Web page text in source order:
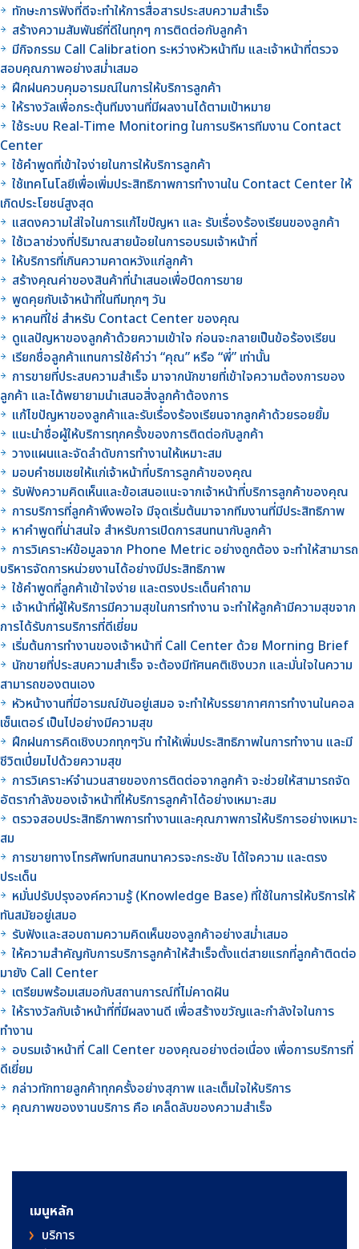
ทักษะการฟังที่ดีจะทำให้การสื่อสารประสบความสำเร็จ
สร้างความสัมพันธ์ที่ดีในทุกๆ การติดต่อกับลูกค้า
มีกิจกรรม Call Calibration ระหว่างหัวหน้าทีม และเจ้าหน้าที่ตรวจ
สอบคุณภาพอย่างสม่ำเสมอ
ฝึกฝนควบคุมอารมณ์ในการให้บริการลูกค้า
ให้รางวัลเพื่อกระตุ้นทีมงานที่มีผลงานได้ตามเป้าหมาย
ใช้ระบบ Real-Time Monitoring ในการบริหารทีมงาน Contact
Center
ใช้คำพูดที่เข้าใจง่ายในการให้บริการลูกค้า
ใช้เทคโนโลยีเพื่อเพิ่มประสิทธิภาพการทำงานใน Contact Center ให้
เกิดประโยชน์สูงสุด
แสดงความใส่ใจในการแก้ไขปัญหา และ รับเรื่องร้องเรียนของลูกค้า
ใช้เวลาช่วงที่ปริมาณสายน้อยในการอบรมเจ้าหน้าที่
ให้บริการที่เกินความคาดหวังแก่ลูกค้า
สร้างคุณค่าของสินค้าที่นำเสนอเพื่อปิดการขาย
พูดคุยกับเจ้าหน้าที่ในทีมทุกๆ วัน
หาคนที่ใช่ สำหรับ Contact Center ของคุณ
ดูแลปัญหาของลูกค้าด้วยความเข้าใจ ก่อนจะกลายเป็นข้อร้องเรียน
เรียกชื่อลูกค้าแทนการใช้คำว่า “คุณ” หรือ “พี่” เท่านั้น
การขายที่ประสบความสำเร็จ มาจากนักขายที่เข้าใจความต้องการของ
ลูกค้า และได้พยายามนำเสนอสิ่งลูกค้าต้องการ
แก้ไขปัญหาของลูกค้าและรับเรื่องร้องเรียนจากลูกค้าด้วยรอยยิ้ม
แนะนำชื่อผู้ให้บริการทุกครั้งของการติดต่อกับลูกค้า
วางแผนและจัดลำดับการทำงานให้เหมาะสม
มอบคำชมเชยให้แก่เจ้าหน้าที่บริการลูกค้าของคุณ
รับฟังความคิดเห็นและข้อเสนอแนะจากเจ้าหน้าที่บริการลูกค้าของคุณ
การบริการที่ลูกค้าพึงพอใจ มีจุดเริ่มต้นมาจากทีมงานที่มีประสิทธิภาพ
หาคำพูดที่น่าสนใจ สำหรับการเปิดการสนทนากับลูกค้า
การวิเคราะห์ข้อมูลจาก Phone Metric อย่างถูกต้อง จะทำให้สามารถ
บริหารจัดการหน่วยงานได้อย่างมีประสิทธิภาพ
ใช้คำพูดที่ลูกค้าเข้าใจง่าย และตรงประเด็นคำถาม
เจ้าหน้าที่ผู้ให้บริการมีความสุขในการทำงาน จะทำให้ลูกค้ามีความสุขจาก
การได้รับการบริการที่ดีเยี่ยม
เริ่มต้นการทำงานของเจ้าหน้าที่ Call Center ด้วย Morning Brief
นักขายที่ประสบความสำเร็จ จะต้องมีทัศนคติเชิงบวก และมั่นใจในความ
สามารถของตนเอง
หัวหน้างานที่มีอารมณ์ขันอยู่เสมอ จะทำให้บรรยากาศการทำงานในคอล
เซ็นเตอร์ เป็นไปอย่างมีความสุข
ฝึกฝนการคิดเชิงบวกทุกๆวัน ทำให้เพิ่มประสิทธิภาพในการทำงาน และมี
ชีวิตเปี่ยมไปด้วยความสุข
การวิเคราะห์จำนวนสายของการติดต่อจากลูกค้า จะช่วยให้สามารถจัด
อัตรากำลังของเจ้าหน้าที่ให้บริการลูกค้าได้อย่างเหมาะสม
ตรวจสอบประสิทธิภาพการทำงานและคุณภาพการให้บริการอย่างเหมาะ
สม
การขายทางโทรศัพท์บทสนทนาควรจะกระชับ ได้ใจความ และตรง
ประเด็น
หมั่นปรับปรุงองค์ความรู้ (Knowledge Base) ที่ใช้ในการให้บริการให้
ทันสมัยอยู่เสมอ
รับฟังและสอบถามความคิดเห็นของลูกค้าอย่างสม่ำเสมอ
ให้ความสำคัญกับการบริการลูกค้าให้สำเร็จตั้งแต่สายแรกที่ลูกค้าติดต่อ
มายัง Call Center
เตรียมพร้อมเสมอกับสถานการณ์ที่ไม่คาดฝัน
ให้รางวัลกับเจ้าหน้าที่ที่มีผลงานดี เพื่อสร้างขวัญและกำลังใจในการ
ทำงาน
อบรมเจ้าหน้าที่ Call Center ของคุณอย่างต่อเนื่อง เพื่อการบริการที่
ดีเยี่ยม
กล่าวทักทายลูกค้าทุกครั้งอย่างสุภาพ และเต็มใจให้บริการ
คุณภาพของงานบริการ คือ เคล็ดลับของความสำเร็จ
เมนูหลัก
บริการ